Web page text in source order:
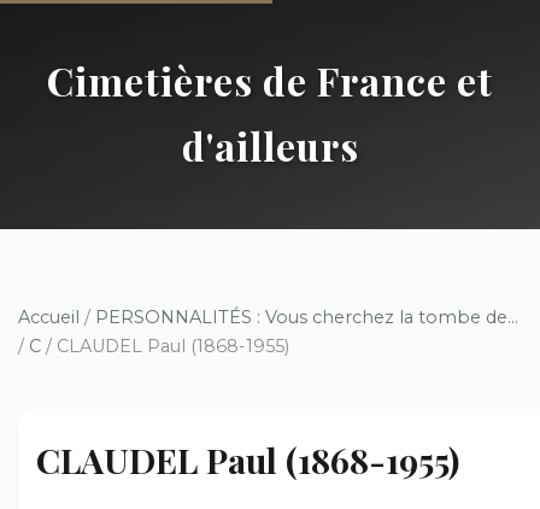
Cimetières de France et
d'ailleurs
Accueil / PERSONNALITÉS : Vous cherchez la tombe de...
/ C / CLAUDEL Paul (1868-1955)
CLAUDEL Paul (1868-1955)